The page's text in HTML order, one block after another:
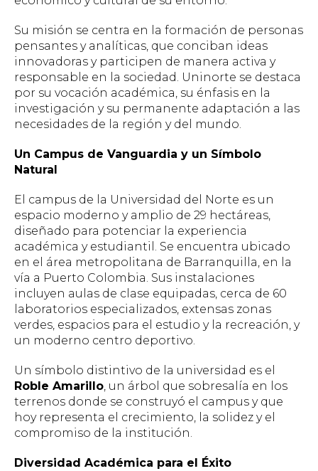
Su misión se centra en la formación de personas
pensantes y analíticas, que conciban ideas
innovadoras y participen de manera activa y
responsable en la sociedad. Uninorte se destaca
por su vocación académica, su énfasis en la
investigación y su permanente adaptación a las
necesidades de la región y del mundo.
Un Campus de Vanguardia y un Símbolo
Natural
El campus de la Universidad del Norte es un
espacio moderno y amplio de 29 hectáreas,
diseñado para potenciar la experiencia
académica y estudiantil. Se encuentra ubicado
en el área metropolitana de Barranquilla, en la
vía a Puerto Colombia. Sus instalaciones
incluyen aulas de clase equipadas, cerca de 60
laboratorios especializados, extensas zonas
verdes, espacios para el estudio y la recreación, y
un moderno centro deportivo.
Un símbolo distintivo de la universidad es el
Roble Amarillo, un árbol que sobresalía en los
terrenos donde se construyó el campus y que
hoy representa el crecimiento, la solidez y el
compromiso de la institución.
Diversidad Académica para el Éxito